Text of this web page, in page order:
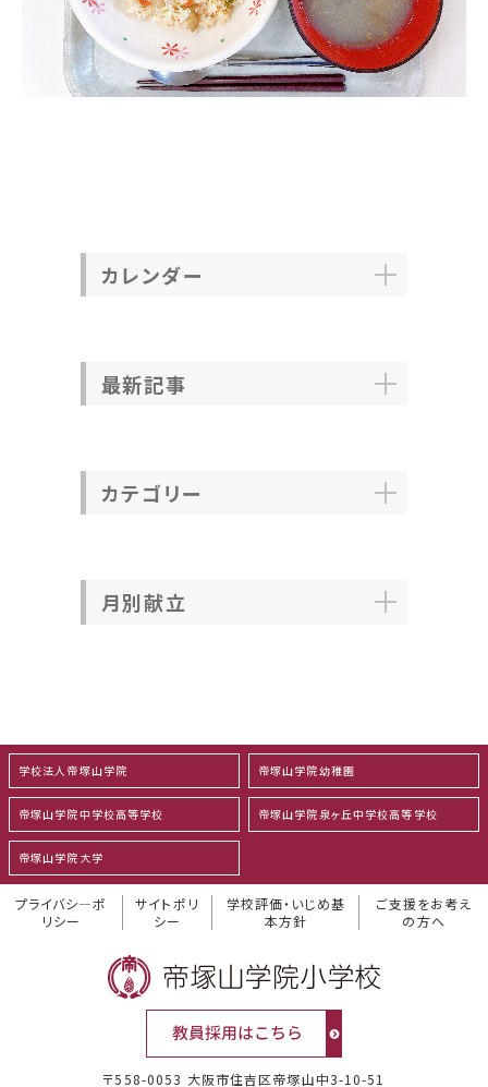
カレンダー
最新記事
カテゴリー
月別献立
学校法人帝塚山学院 帝塚山学院幼稚園
帝塚山学院中学校高等学校 帝塚山学院泉ヶ丘中学校高等学校
帝塚山学院大学
プライバシ―ポ
リシー
サイトポリ
シー
学校評価・いじめ基
本方針
ご支援をお考え
の方へ
〒558-0053 大阪市住吉区帝塚山中3-10-51